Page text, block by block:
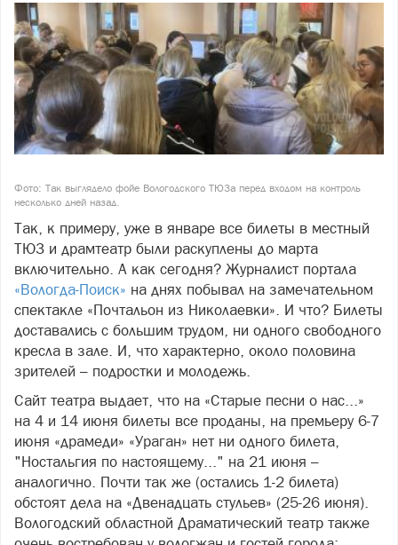
Фото: Так выглядело фойе Вологодского ТЮЗа перед входом на контроль
несколько дней назад.
Так, к примеру, уже в январе все билеты в местный
ТЮЗ и драмтеатр были раскуплены до марта
включительно. А как сегодня? Журналист портала
«Вологда-Поиск» на днях побывал на замечательном
спектакле «Почтальон из Николаевки». И что? Билеты
доставались с большим трудом, ни одного свободного
кресла в зале. И, что характерно, около половина
зрителей – подростки и молодежь.
Сайт театра выдает, что на «Старые песни о нас...»
на 4 и 14 июня билеты все проданы, на премьеру 6-7
июня «драмеди» «Ураган» нет ни одного билета,
"Ностальгия по настоящему..." на 21 июня –
аналогично. Почти так же (остались 1-2 билета)
обстоят дела на «Двенадцать стульев» (25-26 июня).
Вологодский областной Драматический театр также